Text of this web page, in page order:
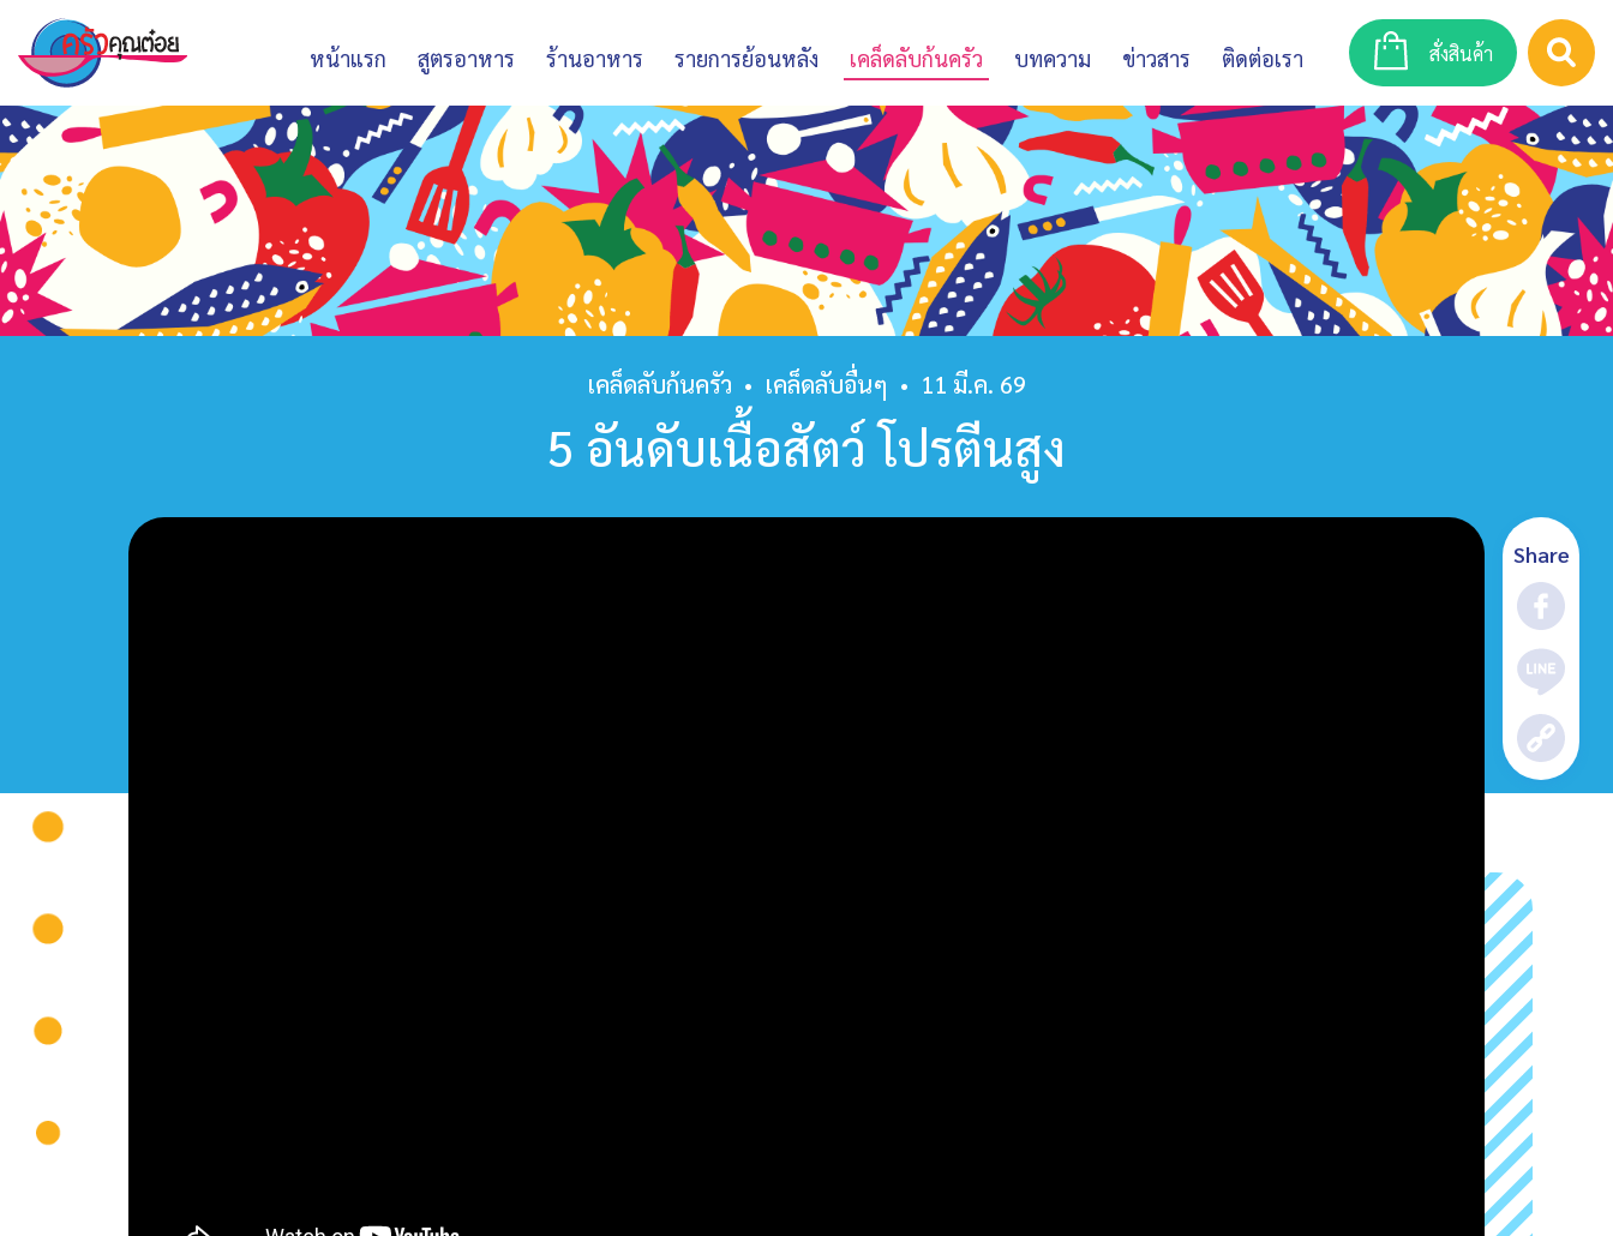
หน้าแรก สูตรอาหาร ร้านอาหาร รายการย้อนหลัง เคล็ดลับก้นครัว บทความ ข่าวสาร ติดต่อเรา สั่งสินค้า
เคล็ดลับก้นครัว • เคล็ดลับอื่นๆ • 11 มี.ค. 69
5 อันดับเนื้อสัตว์ โปรตีนสูง
Share